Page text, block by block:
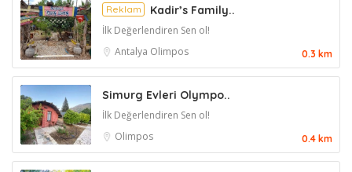
Reklam Kadir’s Family..
İlk Değerlendiren Sen ol!
Antalya Olimpos 0.3 km
Simurg Evleri Olympo..
İlk Değerlendiren Sen ol!
Olimpos
0.4 km